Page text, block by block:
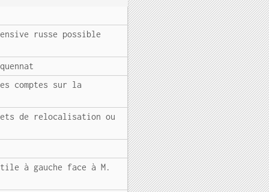
russe possible
comptes sur la
de relocalisation ou
à gauche face à M.